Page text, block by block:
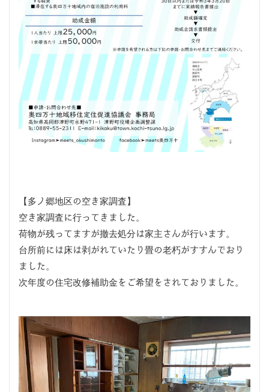
【多ノ郷地区の空き家調査】
空き家調査に行ってきました。
荷物が残ってますが撤去処分は家主さんが行います。
台所前には床は剥がれていたり畳の老朽がすすんでおり
ました。
次年度の住宅改修補助金をご希望をされておりました。